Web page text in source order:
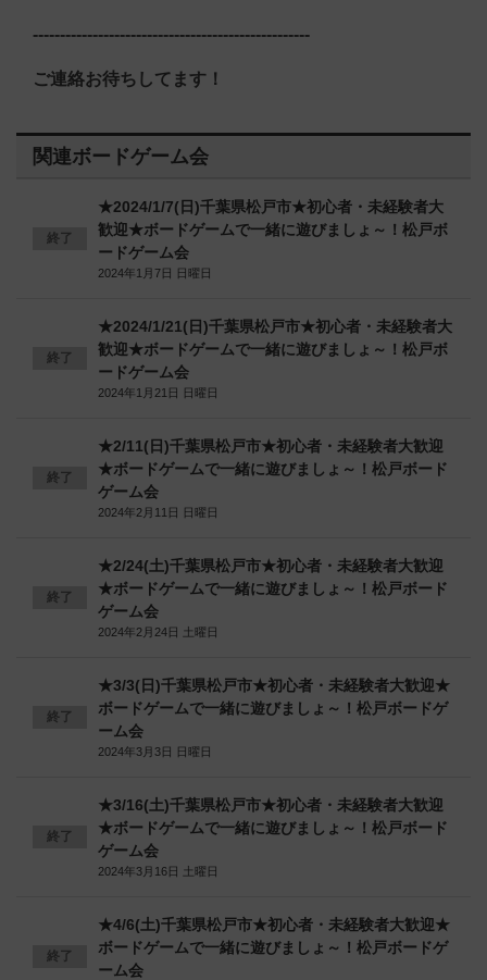
---------------------------------------------------
ご連絡お待ちしてます！
関連ボードゲーム会
終了
★2024/1/7(日)千葉県松戸市★初心者・未経験者大
歓迎★ボードゲームで一緒に遊びましょ～！松戸ボ
ードゲーム会
2024年1月7日 日曜日
終了
★2024/1/21(日)千葉県松戸市★初心者・未経験者大
歓迎★ボードゲームで一緒に遊びましょ～！松戸ボ
ードゲーム会
2024年1月21日 日曜日
終了
★2/11(日)千葉県松戸市★初心者・未経験者大歓迎
★ボードゲームで一緒に遊びましょ～！松戸ボード
ゲーム会
2024年2月11日 日曜日
終了
★2/24(土)千葉県松戸市★初心者・未経験者大歓迎
★ボードゲームで一緒に遊びましょ～！松戸ボード
ゲーム会
2024年2月24日 土曜日
終了
★3/3(日)千葉県松戸市★初心者・未経験者大歓迎★
ボードゲームで一緒に遊びましょ～！松戸ボードゲ
ーム会
2024年3月3日 日曜日
終了
★3/16(土)千葉県松戸市★初心者・未経験者大歓迎
★ボードゲームで一緒に遊びましょ～！松戸ボード
ゲーム会
2024年3月16日 土曜日
終了
★4/6(土)千葉県松戸市★初心者・未経験者大歓迎★
ボードゲームで一緒に遊びましょ～！松戸ボードゲ
ーム会